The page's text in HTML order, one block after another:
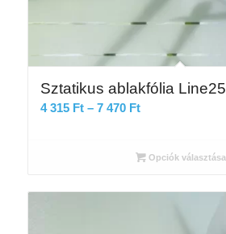
Sztatikus ablakfólia Line25
4 315 Ft – 7 470 FtÁrtartomány:
-
Opciók választása